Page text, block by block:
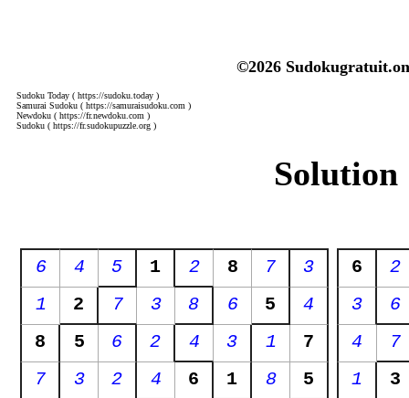
©2026
Sudoku Today ( https://sudoku.today )
Samurai Sudoku ( https://samuraisudoku.com )
Newdoku ( https://fr.newdoku.com )
Sudoku ( https://fr.sudokupuzzle.org )
Solution